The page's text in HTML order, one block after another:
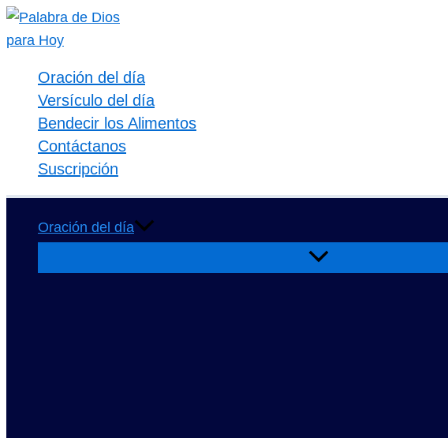
Ir
al
Oración del día
Versículo del día
Bendecir los Alimentos
Contáctanos
Suscripción
Oración del día